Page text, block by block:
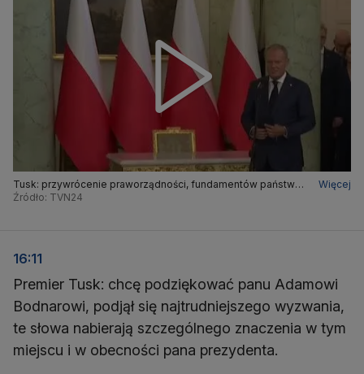
Tusk: przywrócenie praworządności, fundamentów państwa
prawa to zadanie, które ciągle stoi przed nami
Więcej
Źródło: TVN24
16:11
Premier Tusk: chcę podziękować panu Adamowi
Bodnarowi, podjął się najtrudniejszego wyzwania,
te słowa nabierają szczególnego znaczenia w tym
miejscu i w obecności pana prezydenta.